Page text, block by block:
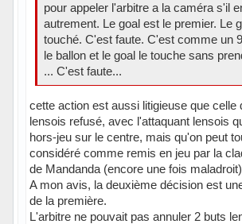
pour appeler l'arbitre a la caméra s'il
autrement. Le goal est le premier. Le
touché. C'est faute. C'est comme un
le ballon et le goal le touche sans
... C'est faute...
cette action est aussi litigieuse que celle
lensois refusé, avec l'attaquant lensois
hors-jeu sur le centre, mais qu'on peut
considéré comme remis en jeu par la
de Mandanda (encore une fois maladroit)
A mon avis, la deuxième décision est
de la première.
L'arbitre ne pouvait pas annuler 2 buts